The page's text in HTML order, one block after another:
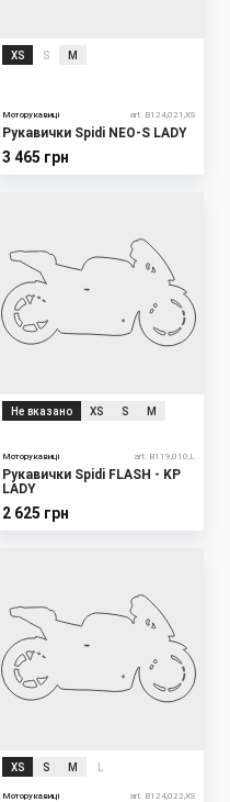
XS S M
Моторукавиці art. B124,021,XS
Рукавички Spidi NEO-S LADY
3 465 грн
Не вказано XS S M
Моторукавиці art. B119,010,L
Рукавички Spidi FLASH - KP
LADY
2 625 грн
XS S M
Моторукавиці art. B124,022,XS